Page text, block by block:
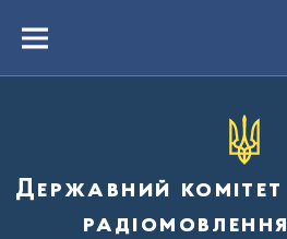
вмістуMenu
Державний комітет